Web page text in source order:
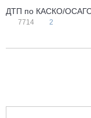
ДТП по КАСКО/ОСАГО
7714 2